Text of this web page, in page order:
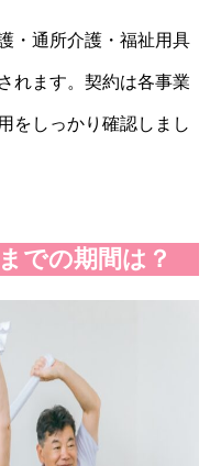
・通所介護・福祉用具
れます。契約は各事業
をしっかり確認しまし
での期間は？